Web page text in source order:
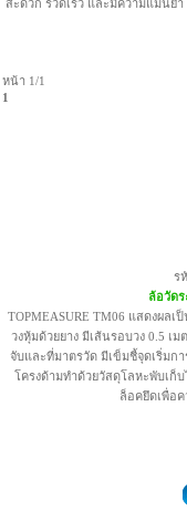
สะดวก รวดเร็ว และมีความแม่นยำ
หน้า 1/1
1
ร
ล้อวัดร
TOPMEASURE TM06 แสดงผล
วงหุ้มด้วยยาง มีเส้นรอบวง 0.5 เ
จับและที่มาตรวัด มีเข็มชี้จุดเริ่มก
โครงด้ามทำด้วยวัสดุโลหะพับเ
ล็อคยึดเพื่อ